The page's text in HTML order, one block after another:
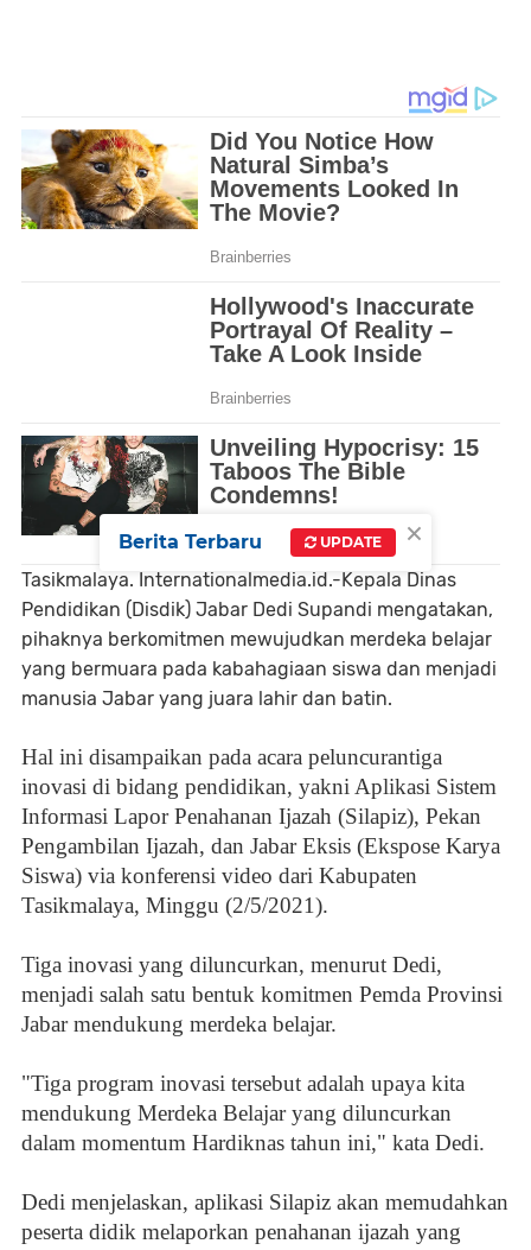
Tasikmalaya. Internationalmedia.id.-Kepala Dinas
Pendidikan (Disdik) Jabar Dedi Supandi mengatakan,
pihaknya berkomitmen mewujudkan merdeka belajar
yang bermuara pada kabahagiaan siswa dan menjadi
manusia Jabar yang juara lahir dan batin.
Hal ini disampaikan pada acara peluncurantiga
inovasi di bidang pendidikan, yakni Aplikasi Sistem
Informasi Lapor Penahanan Ijazah (Silapiz), Pekan
Pengambilan Ijazah, dan Jabar Eksis (Ekspose Karya
Siswa) via konferensi video dari Kabupaten
Tasikmalaya, Minggu (2/5/2021).
Tiga inovasi yang diluncurkan, menurut Dedi,
menjadi salah satu bentuk komitmen Pemda Provinsi
Jabar mendukung merdeka belajar.
"Tiga program inovasi tersebut adalah upaya kita
mendukung Merdeka Belajar yang diluncurkan
dalam momentum Hardiknas tahun ini," kata Dedi.
Dedi menjelaskan, aplikasi Silapiz akan memudahkan
peserta didik melaporkan penahanan ijazah yang
×
Berita Terbaru UPDATE